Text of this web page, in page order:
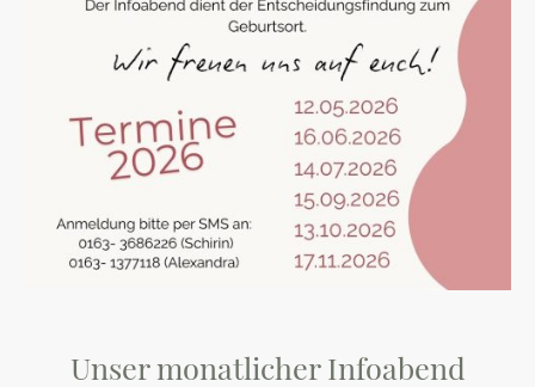
Unser monatlicher Infoabend